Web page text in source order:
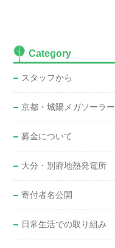
Category
スタッフから
京都・城陽メガソーラー
募金について
大分・別府地熱発電所
寄付者名公開
日常生活での取り組み